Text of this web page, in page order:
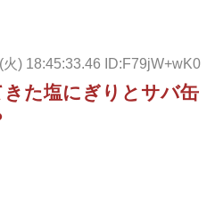
火) 18:45:33.46 ID:F79jW+wK0
た塩にぎりとサバ缶